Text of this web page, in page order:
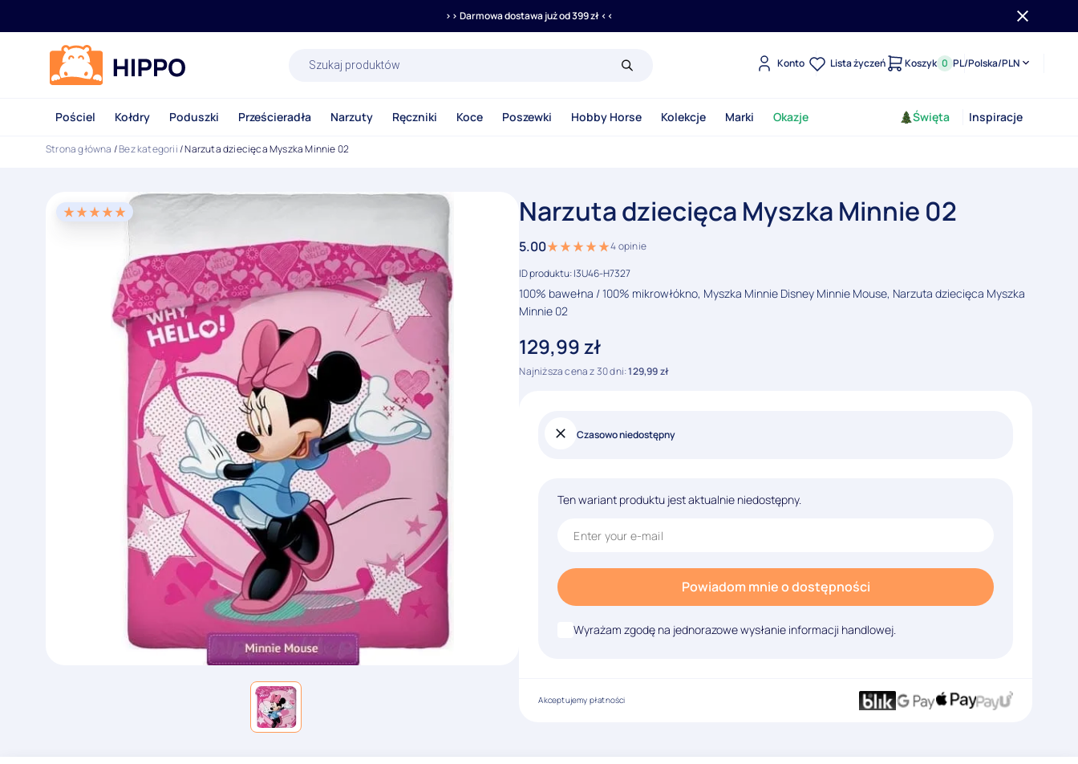
>> Darmowa dostawa już od 399 zł <<
produktów Konto Lista życzeń Koszyk 0 PL/Polska/PLN
Pościel Kołdry Poduszki Prześcieradła Narzuty Ręczniki Koce Poszewki Hobby Horse Kolekcje Marki Okazje Święta Inspiracje
Strona główna /Bez kategorii/ Narzuta dziecięca Myszka Minnie 02
Narzuta dziecięca Myszka Minnie 02
5.00 4opinie
ID produktu: I3U46-H7327
100% bawełna / 100% mikrowłókno, Myszka Minnie Disney Minnie Mouse, Narzuta dziecięca Myszka
Minnie 02
129,99zł
Najniższa cena z 30 dni:129,99zł
Czasowo niedostępny
Ten wariant produktu jest aktualnie niedostępny.
Powiadom mnie o dostępności
Wyrażam zgodę na jednorazowe wysłanie informacji handlowej.
Akceptujemy płatności